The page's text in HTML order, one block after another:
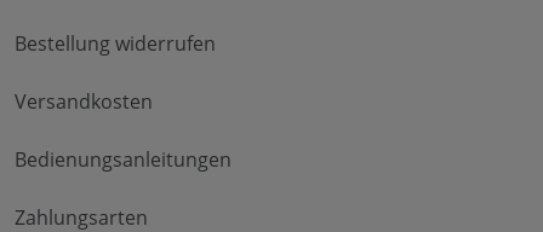
Bestellung widerrufen
Versandkosten
Bedienungsanleitungen
Zahlungsarten